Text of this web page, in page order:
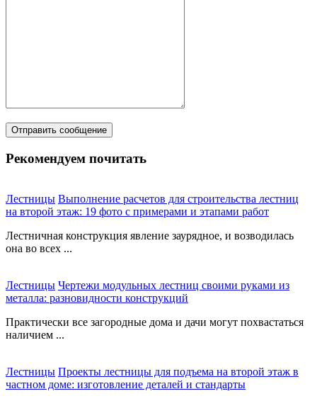
Рекомендуем почитать
Лестницы Выполнение расчетов для строительства лестниц
на второй этаж: 19 фото с примерами и этапами работ
Лестничная конструкция явление заурядное, и возводилась
она во всех ...
Лестницы Чертежи модульных лестниц своими руками из
металла: разновидности конструкций
Практически все загородные дома и дачи могут похвастаться
наличием ...
Лестницы Проекты лестницы для подъема на второй этаж в
частном доме: изготовление деталей и стандарты